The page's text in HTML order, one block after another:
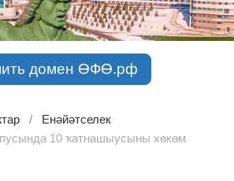
домен ӨФӨ.рф
Енәйәтселек
10 ҡатнашыусыны хөкөм